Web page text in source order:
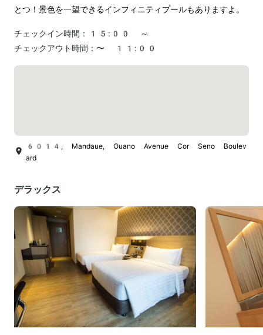
とつ！景色を一望できるインフィニティプールもありますよ。
チェックイン時間：
15:00 ～
チェックアウト時間： 〜 11:00
6014, Mandaue, Ouano Avenue Cor Seno Boulev
ard
デラックス